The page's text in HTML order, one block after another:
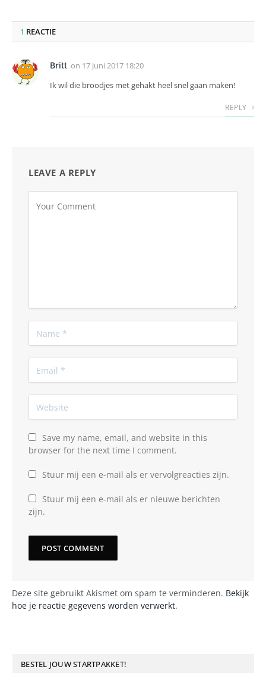
1 REACTIE
Britt on 17 juni 2017 18:20
Ik wil die broodjes met gehakt heel snel gaan maken!
REPLY
LEAVE A REPLY
Save my name, email, and website in this
browser for the next time I comment.
Stuur mij een e-mail als er vervolgreacties zijn.
Stuur mij een e-mail als er nieuwe berichten
zijn.
Deze site gebruikt Akismet om spam te verminderen. Bekijk
hoe je reactie gegevens worden verwerkt.
BESTEL JOUW STARTPAKKET!